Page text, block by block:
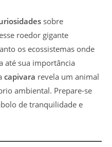
sobre
roedor gigante
os ecossistemas onde
até sua importância
capivara revela um animal
ambiental. Prepare-se
de tranquilidade e